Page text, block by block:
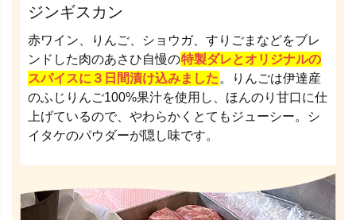
ジンギスカン
赤ワイン、りんご、ショウガ、すりごまなどをブレ
ンドした肉のあさひ自慢の特製ダレとオリジナルの
スパイスに３日間漬け込みました 。りんごは伊達産
のふじりんご100%果汁を使用し、ほんのり甘口に仕
上げているので、やわらかくとてもジューシー。シ
イタケのパウダーが隠し味です。